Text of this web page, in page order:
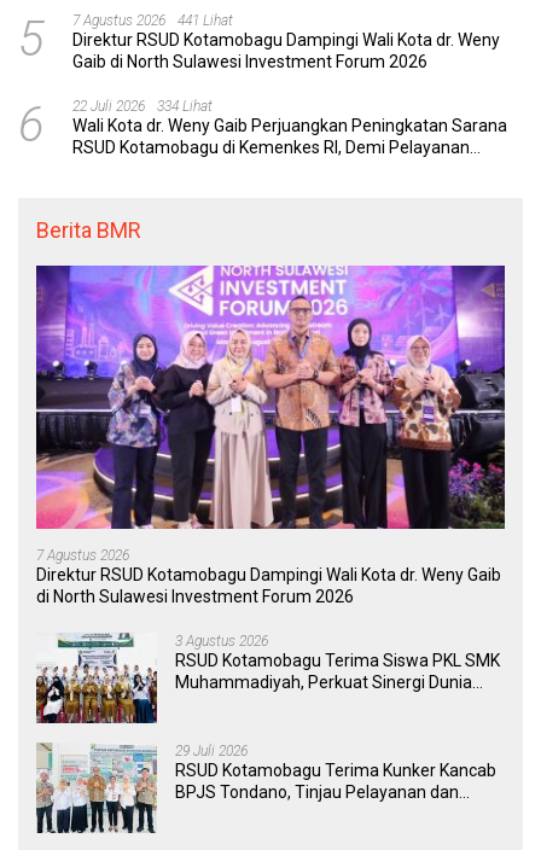
5 7 Agustus 2026 441 Lihat
Direktur RSUD Kotamobagu Dampingi Wali Kota dr. Weny
Gaib di North Sulawesi Investment Forum 2026
6 22 Juli 2026 334 Lihat
Wali Kota dr. Weny Gaib Perjuangkan Peningkatan Sarana
RSUD Kotamobagu di Kemenkes RI, Demi Pelayanan
Berita BMR
7 Agustus 2026
Direktur RSUD Kotamobagu Dampingi Wali Kota dr. Weny Gaib
di North Sulawesi Investment Forum 2026
3 Agustus 2026
RSUD Kotamobagu Terima Siswa PKL SMK
Muhammadiyah, Perkuat Sinergi Dunia
29 Juli 2026
RSUD Kotamobagu Terima Kunker Kancab
BPJS Tondano, Tinjau Pelayanan dan